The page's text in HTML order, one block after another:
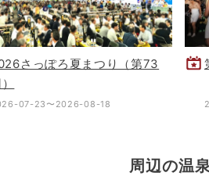
さっぽろ夏まつり（第73
07-23〜2026-08-18
周辺の温